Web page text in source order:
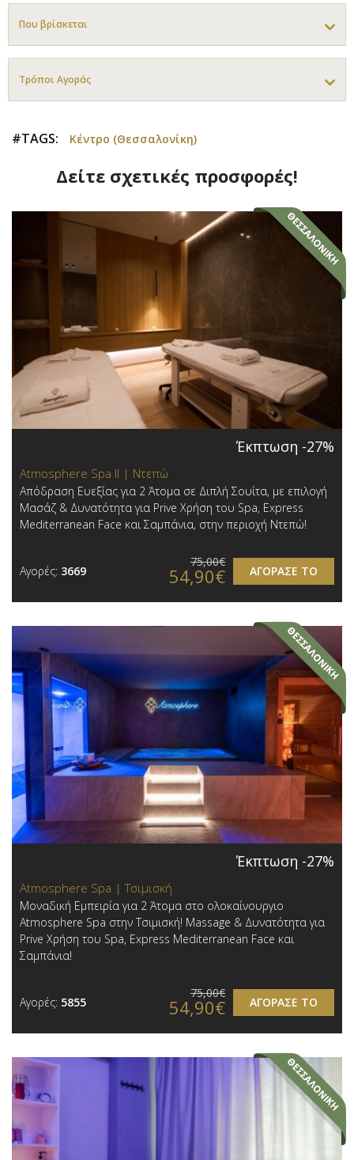
Που βρίσκεται
Τρόποι Αγοράς
#TAGS: Κέντρο (Θεσσαλονίκη)
Δείτε σχετικές προσφορές!
Έκπτωση -27%
Atmosphere Spa ΙΙ | Ντεπώ
Απόδραση Ευεξίας για 2 Άτομα σε Διπλή Σουίτα, με επιλογή
Μασάζ & Δυνατότητα για Prive Χρήση του Spa, Express
Mediterranean Face και Σαμπάνια, στην περιοχή Ντεπώ!
Αγορές: 3669 ΑΓΟΡΑΣΕ ΤΟ
75,00€
54,90€
Έκπτωση -27%
Atmosphere Spa | Τσιμισκή
Μοναδική Εμπειρία για 2 Άτομα στο ολοκαίνουργιο
Atmosphere Spa στην Τσιμισκή! Massage & Δυνατότητα για
Prive Χρήση του Spa, Express Mediterranean Face και
Σαμπάνια!
Αγορές: 5855 ΑΓΟΡΑΣΕ ΤΟ
75,00€
54,90€